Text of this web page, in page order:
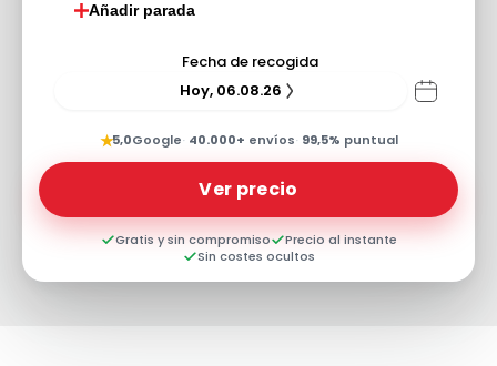
Añadir parada
Fecha de recogida
Hoy, 06.08.26
★5,0Google· 40.000+ envíos· 99,5% puntual
Ver precio
Gratis y sin compromiso
Precio al instante
Sin costes ocultos